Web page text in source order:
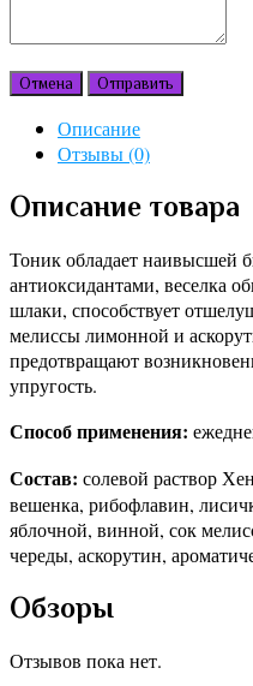
Отмена Отправить
Описание
Отзывы (0)
Описание товара
Тоник обладает наивысшей
антиоксидантами, веселка
шлаки, способствует
мелиссы лимонной и
предотвращают
упругость.
Способ применения:
Состав: солевой раствор
вешенка, рибофлавин,
яблочной, винной, сок
череды, аскорутин,
Обзоры
Отзывов пока нет.